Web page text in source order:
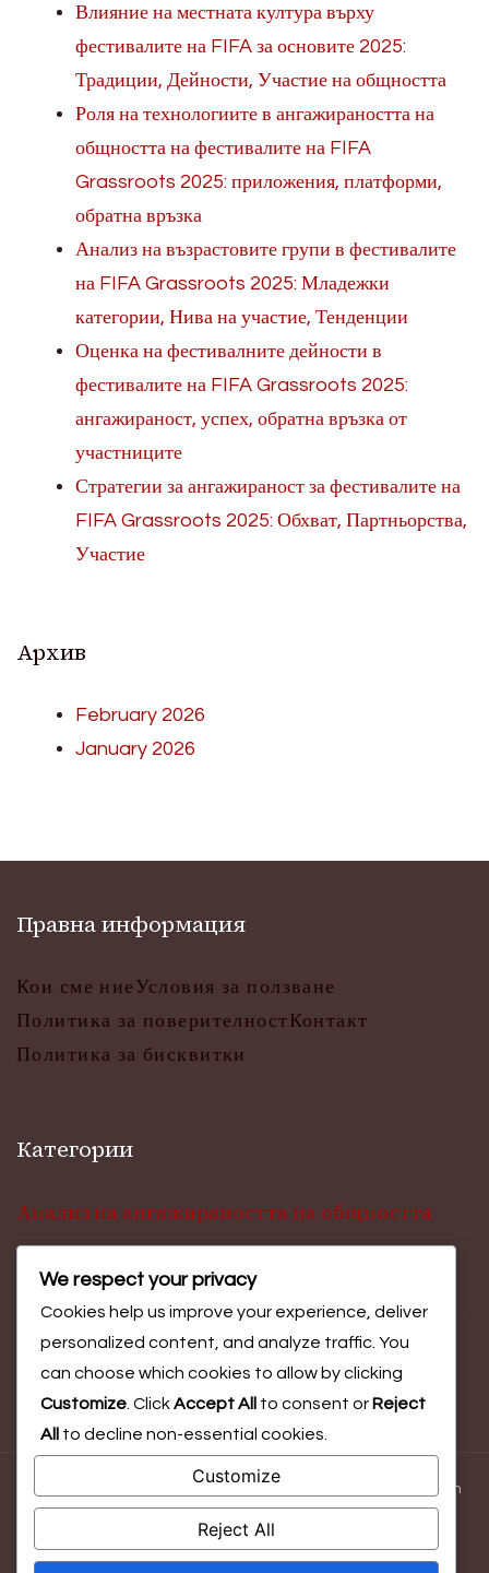
Влияние на местната култура върху
фестивалите на FIFA за основите 2025:
Традиции, Дейности, Участие на общността
Роля на технологиите в ангажираността на
общността на фестивалите на FIFA
Grassroots 2025: приложения, платформи,
обратна връзка
Анализ на възрастовите групи в фестивалите
на FIFA Grassroots 2025: Младежки
категории, Нива на участие, Тенденции
Оценка на фестивалните дейности в
фестивалите на FIFA Grassroots 2025:
ангажираност, успех, обратна връзка от
участниците
Стратегии за ангажираност за фестивалите на
FIFA Grassroots 2025: Обхват, Партньорства,
Участие
Архив
February 2026
January 2026
Правна информация
Кои сме ние Условия за ползване
Политика за поверителностКонтакт
Политика за бисквитки
Категории
Анализ на ангажираността на общността
Инсайти за участие във фестивали
Оценка на резултатите от събитието
Blossom
WordPress.
We respect your privacy
Cookies help us improve your experience, deliver
personalized content, and analyze traffic. You
can choose which cookies to allow by clicking
Customize . ClickAccept All to consent or Reject
All
to decline non-essential cookies.
Customize
Reject All